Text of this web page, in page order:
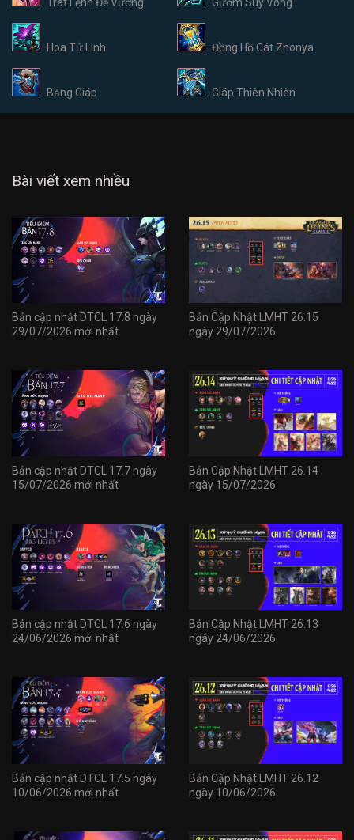
Hoa Tử Linh Đồng Hồ Cát Zhonya
Băng Giáp Giáp Thiên Nhiên
Bài viết xem nhiều
Bản cập nhật DTCL 17.8 ngày
29/07/2026 mới nhất
Bản Cập Nhật LMHT 26.15
ngày 29/07/2026
Bản cập nhật DTCL 17.7 ngày
15/07/2026 mới nhất
Bản Cập Nhật LMHT 26.14
ngày 15/07/2026
Bản cập nhật DTCL 17.6 ngày
24/06/2026 mới nhất
Bản Cập Nhật LMHT 26.13
ngày 24/06/2026
Bản cập nhật DTCL 17.5 ngày
10/06/2026 mới nhất
Bản Cập Nhật LMHT 26.12
ngày 10/06/2026